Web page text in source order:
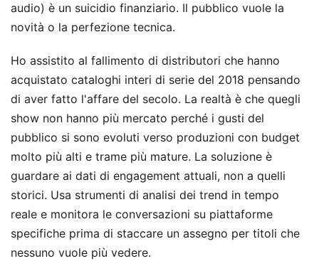
audio) è un suicidio finanziario. Il pubblico vuole la
novità o la perfezione tecnica.
Ho assistito al fallimento di distributori che hanno
acquistato cataloghi interi di serie del 2018 pensando
di aver fatto l'affare del secolo. La realtà è che quegli
show non hanno più mercato perché i gusti del
pubblico si sono evoluti verso produzioni con budget
molto più alti e trame più mature. La soluzione è
guardare ai dati di engagement attuali, non a quelli
storici. Usa strumenti di analisi dei trend in tempo
reale e monitora le conversazioni su piattaforme
specifiche prima di staccare un assegno per titoli che
nessuno vuole più vedere.